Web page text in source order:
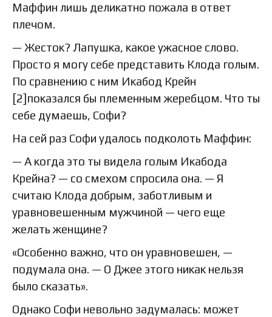
Маффин лишь деликатно пожала в ответ
плечом.
— Жесток? Лапушка, какое ужасное слово.
Просто я могу себе представить Клода голым.
По сравнению с ним Икабод Крейн
[2]показался бы племенным жеребцом. Что ты
себе думаешь, Софи?
На сей раз Софи удалось подколоть Маффин:
— А когда это ты видела голым Икабода
Крейна? — со смехом спросила она. — Я
считаю Клода добрым, заботливым и
уравновешенным мужчиной — чего еще
желать женщине?
«Особенно важно, что он уравновешен, —
подумала она. — О Джее этого никак нельзя
было сказать».
Однако Софи невольно задумалась: может